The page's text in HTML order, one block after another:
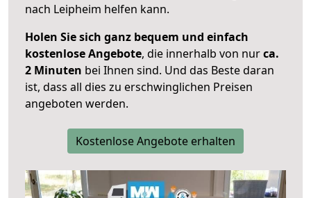
nach Leipheim helfen kann.
Holen Sie sich ganz bequem und einfach
kostenlose Angebote, die innerhalb von nurca.
2 Minuten bei Ihnen sind. Und das Beste daran
ist, dass all dies zu erschwinglichen Preisen
angeboten werden.
Kostenlose Angebote erhalten